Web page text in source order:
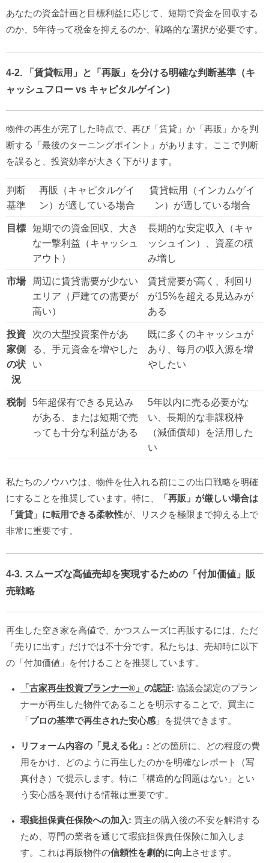
あなたの資金計画と目標利益に応じて、短期で資金を回収する
のか、5年待って税金を抑えるのか、戦略的な選択が必要です。
4-2. 「賃貸転用」と「再販」を分ける明確な判断基準（キ
ャッシュフロー vs キャピタルゲイン）
物件の再生が完了した時点で、再び「賃貸」か「再販」かを判
断する「最後のターニングポイント」があります。ここで判断
を誤ると、投資効率が大きく下がります。
判断
基準
再販（キャピタルゲイ
ン）が適している場合
賃貸転用（インカムゲイ
ン）が適している場合
目標
短期での資金回収、大き
な一撃利益（キャッシュ
アウト）
長期的な安定収入（キャ
ッシュイン）、資産の積
み増し
市場
周辺に賃貸需要が少ない
エリア（戸建ての需要が
高い）
賃貸需要が高く、利回り
が15%を超える見込みが
ある
投資
家側
の状
況
次の大型投資案件があ
る、手元資金を増やした
い
既に多くのキャッシュが
あり、毎月の収入源を増
やしたい
税制
5年超保有できる見込み
がある、または短期で売
っても十分な利益がある
5年以内に売る必要がな
い、長期的な非課税枠
（減価償却）を活用した
い
私たちのノウハウは、物件を仕入れる前にこの出口戦略を明確
にすることを推奨しています。特に、
「再販」が厳しい場合は
「賃貸」に転用できる柔軟性が、リスクを極限まで抑える上で
非常に重要です。
4-3. スムーズな高値売却を実現するための「付加価値」販
売戦略
再生した空き家を高値で、かつスムーズに再販するには、ただ
「売りに出す」だけでは不十分です。私たちは、売却時に以下
の「付加価値」を付けることを推奨しています。
「古家再生投資プランナー®️」 の認証: 協議会認定のプラン
ナーが再生した物件であることを明示することで、買主に
「プロの基準で再生された安心感 」を提供できます。
リフォーム内容の「見える化」: どの箇所に、どの程度の費
用をかけ、どのように再生したのかを明確なレポート（写
真付き）で提示します。特に「構造的な問題はない」とい
う安心感を裏付ける情報は重要です。
瑕疵担保責任保険への加入: 買主の購入後の不安を解消する
ため、専門の業者を通じて瑕疵担保責任保険に加入しま
す。これは再販物件の信頼性を劇的に向上させます。